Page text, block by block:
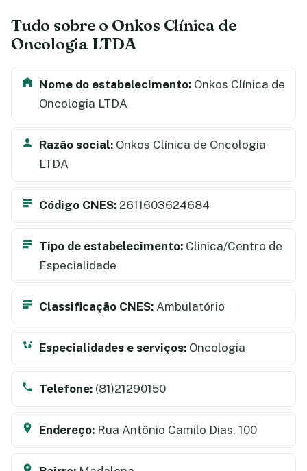
Tudo sobre o Onkos Clínica de
Oncologia LTDA
Nome do estabelecimento: Onkos Clínica de
Oncologia LTDA
Razão social: Onkos Clínica de Oncologia
LTDA
Código CNES: 2611603624684
Tipo de estabelecimento: Clinica/Centro de
Especialidade
Classificação CNES: Ambulatório
Especialidades e serviços: Oncologia
Telefone: (81)21290150
Endereço: Rua Antônio Camilo Dias, 100